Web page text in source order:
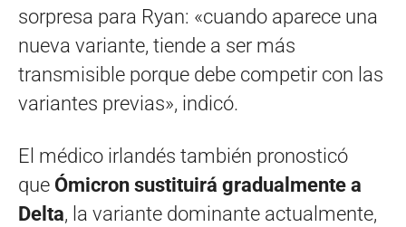
sorpresa para Ryan: «cuando aparece una
nueva variante, tiende a ser más
transmisible porque debe competir con las
variantes previas», indicó.
El médico irlandés también pronosticó
que Ómicron sustituirá gradualmente a
Delta, la variante dominante actualmente,